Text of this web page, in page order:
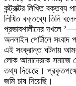
কন্ট্রাক্টর লিখিত বক্তব্য
লিখিত বক্তব্যে তিনি
প্রভাবশালীদের দখলে
অনলাইন পোর্টালে সংবাদ
এই সংক্রান্ত ঘটনায়
লোক আমাদেরকে সমাজে
তথ্য দিয়েছে।
জমি চাষ দিয়েছি।